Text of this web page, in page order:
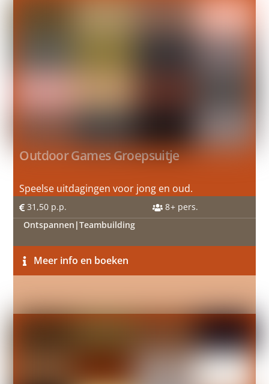
Outdoor Games Groepsuitje
Speelse uitdagingen voor jong en oud.
31,50 p.p. 8+ pers.
Ontspannen |Teambuilding
Meer info en boeken